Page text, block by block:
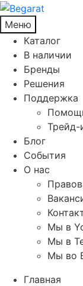
Меню
Каталог
В наличии
Бренды
Решения
Поддержка
Трейд-
Блог
События
О нас
Мы в
Мы в
Мы во
Главная